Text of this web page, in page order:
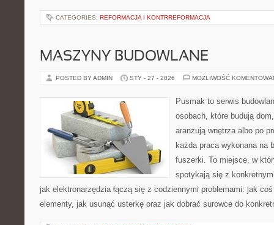
CATEGORIES: REFORMACJA I KONTRREFORMACJA
MASZYNY BUDOWLANE
POSTED BY ADMIN STY - 27 - 2026 MOŻLIWOŚĆ
Pusmak to serwis
osobach, które budują
aranżują wnętrza albo po
każda praca wykonana na
fuszerki. To miejsce, w
spotykają się z
jak elektronarzędzia łączą się z codziennymi problemami: jak
elementy, jak usunąć usterkę oraz jak dobrać surowce do